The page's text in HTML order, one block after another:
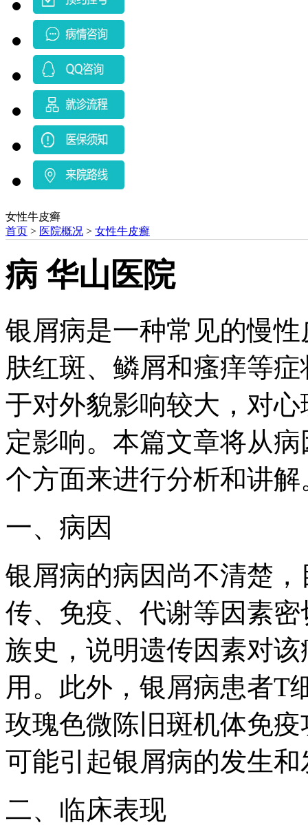
女性牛皮癣
首页 > 医院概况 > 女性牛皮癣
病 华山医院
银屑病是一种常见的慢
肤红斑、鳞屑和瘙痒等
于对外貌影响较大，对
定影响。本篇文章将从
个方面来进行分析和讲解
一、病因
银屑病的病因尚不清楚
传、免疫、代谢等因素
族史，说明遗传因素对
用。此外，银屑病患者T
玫瑰色微陈旧斑机体免
可能引起银屑病的发生和
二、临床表现